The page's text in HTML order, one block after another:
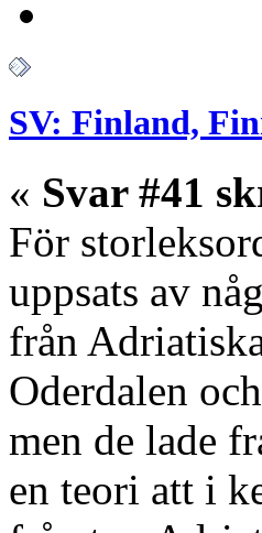
SV: Finland,
« Svar #41
För
uppsats av
från
Oderdalen
men de lade
en teori att i